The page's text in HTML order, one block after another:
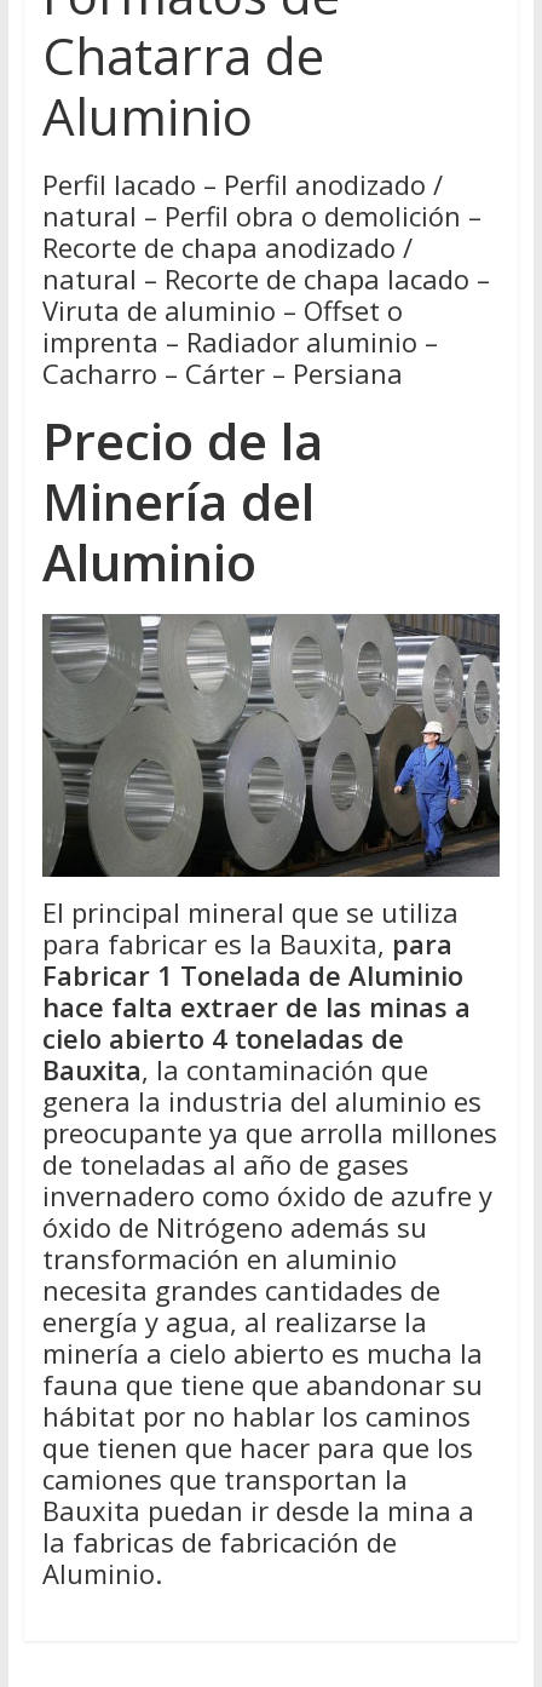
Chatarra de
Aluminio
Perfil lacado – Perfil anodizado /
natural – Perfil obra o demolición –
Recorte de chapa anodizado /
natural – Recorte de chapa lacado –
Viruta de aluminio – Offset o
imprenta – Radiador aluminio –
Cacharro – Cárter – Persiana
Precio de la
Minería del
Aluminio
El principal mineral que se utiliza
para fabricar es la Bauxita, para
Fabricar 1 Tonelada de Aluminio
hace falta extraer de las minas a
cielo abierto 4 toneladas de
Bauxita, la contaminación que
genera la industria del aluminio es
preocupante ya que arrolla millones
de toneladas al año de gases
invernadero como óxido de azufre y
óxido de Nitrógeno además su
transformación en aluminio
necesita grandes cantidades de
energía y agua, al realizarse la
minería a cielo abierto es mucha la
fauna que tiene que abandonar su
hábitat por no hablar los caminos
que tienen que hacer para que los
camiones que transportan la
Bauxita puedan ir desde la mina a
la fabricas de fabricación de
Aluminio.